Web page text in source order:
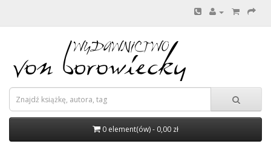
0 element(ów) - 0,00 zł